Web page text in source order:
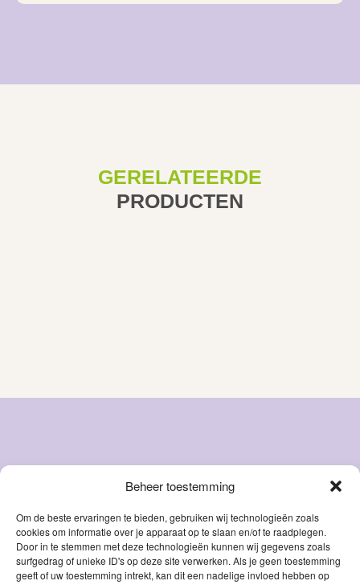
Beheer toestemming
Om de beste ervaringen te bieden, gebruiken wij technologieën zoals
cookies om informatie over je apparaat op te slaan en/of te raadplegen.
Door in te stemmen met deze technologieën kunnen wij gegevens zoals
surfgedrag of unieke ID's op deze site verwerken. Als je geen toestemming
geeft of uw toestemming intrekt, kan dit een nadelige invloed hebben op
GERELATEERDE
PRODUCTEN
Snacks
Droog
voer
Accessoires
Over ons
Blog
Contact
Mijn account